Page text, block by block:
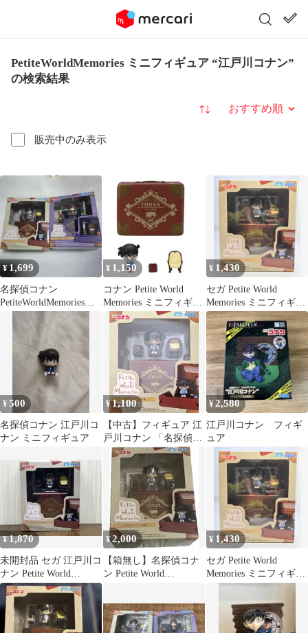
PetiteWorldMemories ミニフィギュア “江戸川コナン”
の検索結果
販売中のみ表示
並び替え
¥1,699
名探偵コナン
PetiteWorldMemoriesフ
ィギュア江戸川コナン
&灰原哀
¥ 1,150
コナン Petite World
Memories ミニフィギュ
ア 江戸川コナン
¥ 1,430
セガ Petite World
Memories ミニフィギュ
ア 江戸川コナン
¥500
名探偵コナン 江戸川コ
ナン ミニフィギュア
¥1,100
【中古】フィギュア 江
戸川コナン 「名探偵コ
ナン」 Petite World
Memories ミニフィギュ
ア“江戸川コナン”(EX)
¥2,580
江戸川コナン フィギ
ュア
¥1,870
未開封品 セガ 江戸川コ
ナン Petite World
Memories ミニフィギュ
ア 名探偵コナン
¥2,000
【箱無し】名探偵コナ
ン Petite World
¥ 1,430
セガ Petite World
Memories ミニフィギュ
ア 名探偵コナン 江戸川